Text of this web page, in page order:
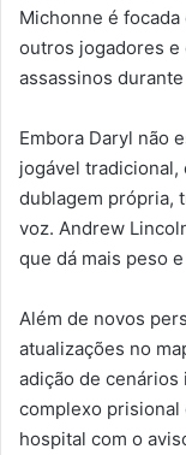
Michonne é
outros jogadores e
assassinos
Embora Daryl não
jogável tradicional,
dublagem própria,
voz. Andrew
que dá mais peso
Além de novos
atualizações no
adição de cenários
complexo prisional
hospital com o